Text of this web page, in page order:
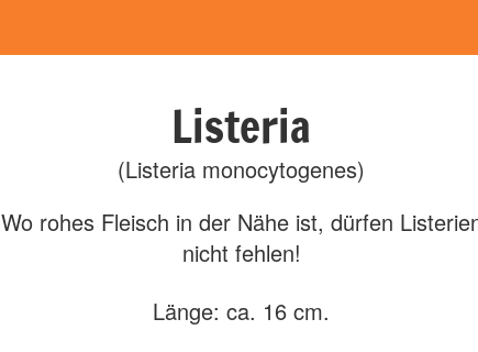
Listeria
(Listeria monocytogenes)
Wo rohes Fleisch in der Nähe ist, dürfen
nicht fehlen!
Länge: ca. 16 cm.